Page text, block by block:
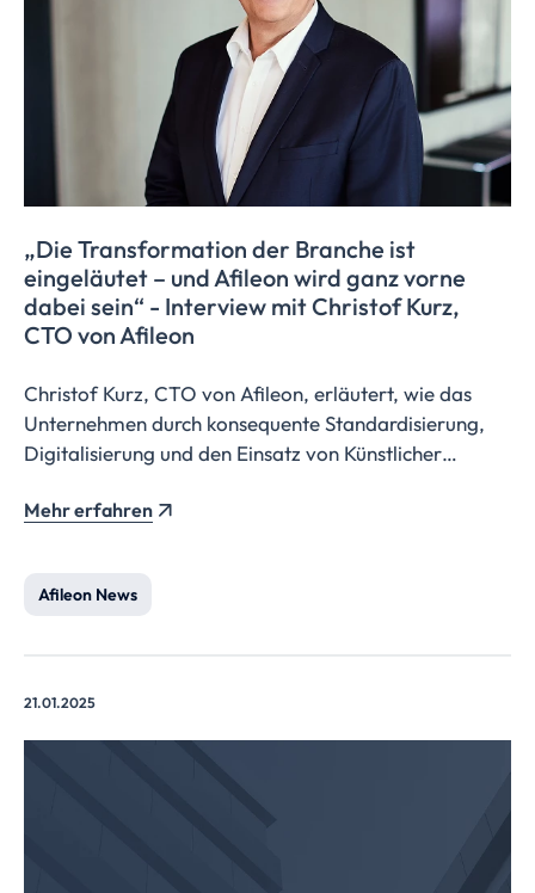
„Die Transformation der Branche ist
eingeläutet – und Afileon wird ganz vorne
dabei sein“ - Interview mit Christof Kurz,
CTO von Afileon
Christof Kurz, CTO von Afileon, erläutert, wie das
Unternehmen durch konsequente Standardisierung,
Digitalisierung und den Einsatz von Künstlicher
um die Beratungsqualität zu steigern und die
Mehr erfahren
Afileon News
21.01.2025